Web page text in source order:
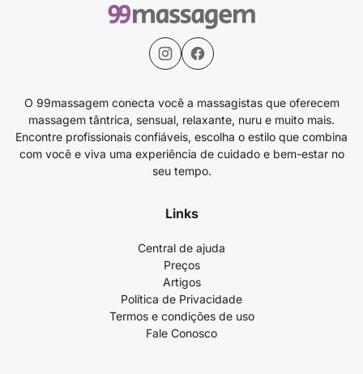
O 99massagem conecta você a massagistas que oferecem
massagem tântrica, sensual, relaxante, nuru e muito mais.
Encontre profissionais confiáveis, escolha o estilo que combina
com você e viva uma experiência de cuidado e bem-estar no
seu tempo.
Links
Central de ajuda
Preços
Artigos
Política de Privacidade
Termos e condições de uso
Fale Conosco